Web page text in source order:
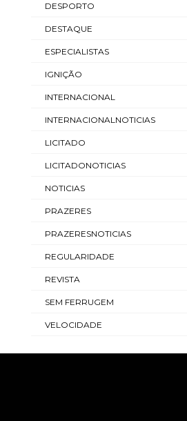
DESPORTO
DESTAQUE
ESPECIALISTAS
IGNIÇÃO
INTERNACIONAL
INTERNACIONALNOTICIAS
LICITADO
LICITADONOTICIAS
NOTICIAS
PRAZERES
PRAZERESNOTICIAS
REGULARIDADE
REVISTA
SEM FERRUGEM
VELOCIDADE